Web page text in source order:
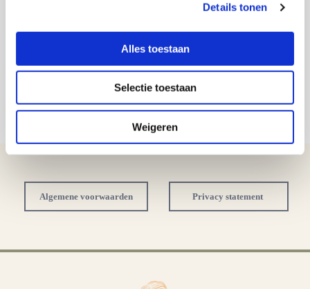
Details tonen
Alles toestaan
Selectie toestaan
Weigeren
Algemene voorwaarden Privacy statement